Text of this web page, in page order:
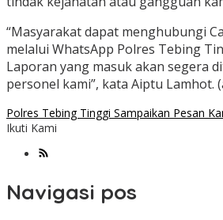
“Masyarakat dapat menghubungi
melalui WhatsApp Polres Tebing
Laporan yang masuk akan segera
personel kami”, kata Aiptu Lamhot.
Polres Tebing Tinggi Sampaikan Pesan
Ikuti Kami
Navigasi pos